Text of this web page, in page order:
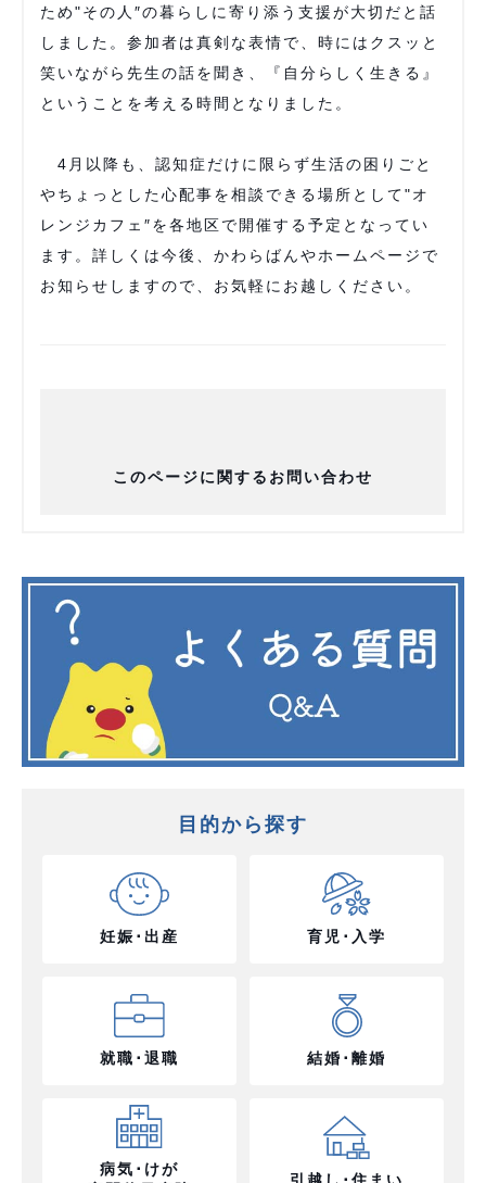
ため"その人″の暮らしに寄り添う支援が大切だと話
しました。参加者は真剣な表情で、時にはクスッと
笑いながら先生の話を聞き、『自分らしく生きる』
ということを考える時間となりました。
4月以降も、認知症だけに限らず生活の困りごと
やちょっとした心配事を相談できる場所として"オ
レンジカフェ″を各地区で開催する予定となってい
ます。詳しくは今後、かわらばんやホームページで
お知らせしますので、お気軽にお越しください。
このページに関するお問い合わせ
目的から探す
妊娠･出産 育児･入学
就職･退職 結婚･離婚
病気･けが
引越し･住まい